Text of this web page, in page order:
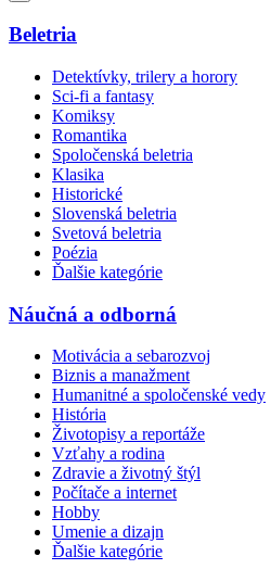
Beletria
Detektívky, trilery a horory
Sci-fi a fantasy
Komiksy
Romantika
Spoločenská beletria
Klasika
Historické
Slovenská beletria
Svetová beletria
Poézia
Ďalšie kategórie
Náučná a odborná
Motivácia a sebarozvoj
Biznis a manažment
Humanitné a spoločenské vedy
História
Životopisy a reportáže
Vzťahy a rodina
Zdravie a životný štýl
Počítače a internet
Hobby
Umenie a dizajn
Ďalšie kategórie